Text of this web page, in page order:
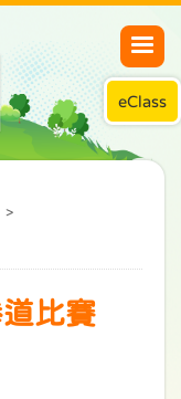
eClass
>
比賽